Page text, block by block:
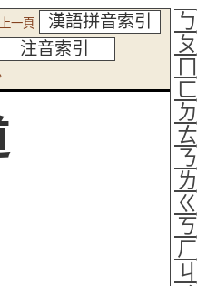
一頁
漢語拼音索引
注音索引